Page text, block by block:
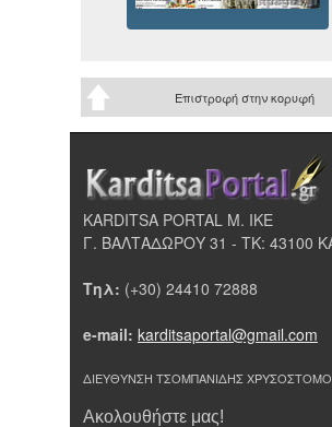
Επιστροφή στην κορυφή
KARDITSA PORTAL Μ. ΙΚΕ
Γ. ΒΑΛΤΑΔΩΡΟΥ 31 - ΤΚ: 43100
Τηλ: (+30) 24410 72888
e-mail: karditsaportal@gmail.com
ΔΙΕΥΘΥΝΣΗ ΤΣΟΜΠΑΝΙΔΗΣ
Ακολουθήστε μας!